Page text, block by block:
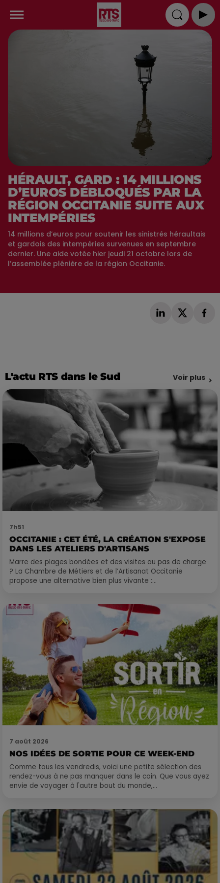
HÉRAULT, GARD : 14 MILLIONS
D’EUROS DÉBLOQUÉS PAR LA
RÉGION OCCITANIE SUITE AUX
INTEMPÉRIES
14 millions d’euros pour soutenir les sinistrés héraultais
et gardois des intempéries survenues en septembre
dernier. Une aide votée hier jeudi 21 octobre lors de
l’assemblée plénière de la région Occitanie.
L'actu RTS dans le Sud Voir plus
7h51
OCCITANIE : CET ÉTÉ, LA CRÉATION S'EXPOSE
DANS LES ATELIERS D'ARTISANS
Marre des plages bondées et des visites au pas de charge
? La Chambre de Métiers et de l’Artisanat Occitanie
propose une alternative bien plus vivante :...
7 août 2026
NOS IDÉES DE SORTIE POUR CE WEEK-END
Comme tous les vendredis, voici une petite sélection des
rendez-vous à ne pas manquer dans le coin. Que vous ayez
envie de voyager à l'autre bout du monde,...